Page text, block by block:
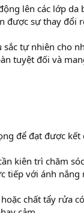
lên các lớp da
được sự thay đổi
tự nhiên cho
tuyệt đối và
để đạt được kết
kiên trì chăm
tiếp với ánh nắng
chất tẩy rửa